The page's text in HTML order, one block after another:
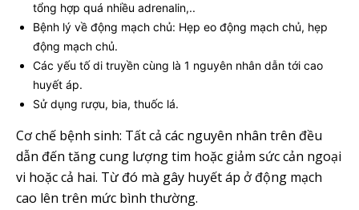
tổng hợp quá nhiều adrenalin,..
Bệnh lý về động mạch chủ: Hẹp eo động mạch chủ, hẹp
động mạch chủ.
Các yếu tố di truyền cùng là 1 nguyên nhân dẫn tới cao
huyết áp.
Sử dụng rượu, bia, thuốc lá.
Cơ chế bệnh sinh: Tất cả các nguyên nhân trên đều
dẫn đến tăng cung lượng tim hoặc giảm sức cản ngoại
vi hoặc cả hai. Từ đó mà gây huyết áp ở động mạch
cao lên trên mức bình thường.